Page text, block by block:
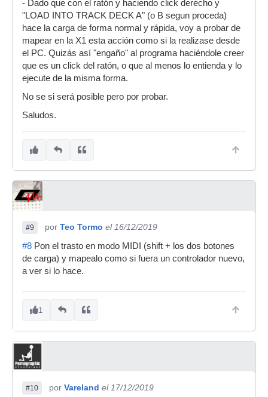
- Dado que con el ratón y haciendo click derecho y
"LOAD INTO TRACK DECK A" (o B segun proceda)
hace la carga de forma normal y rápida, voy a probar de
mapear en la X1 esta acción como si la realizase desde
el PC. Quizás así "engaño" al programa haciéndole creer
que es un click del ratón, o que al menos lo entienda y lo
ejecute de la misma forma.
No se si será posible pero por probar.
Saludos.
#9 por Teo Tormo el 16/12/2019
#8 Pon el trasto en modo MIDI (shift + los dos botones
de carga) y mapealo como si fuera un controlador nuevo,
a ver si lo hace.
1
#10 por Vareland el 17/12/2019